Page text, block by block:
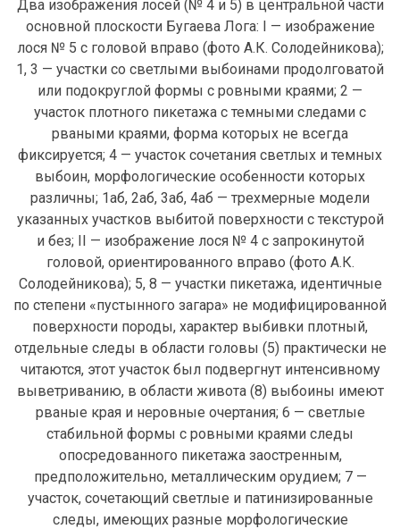
Два изображения лосей (№ 4 и 5) в центральной части
основной плоскости Бугаева Лога: I — изображение
лося № 5 с головой вправо (фото А.К. Солодейникова);
1, 3 — участки со светлыми выбоинами продолговатой
или подокруглой формы с ровными краями; 2 —
участок плотного пикетажа с темными следами с
рваными краями, форма которых не всегда
фиксируется; 4 — участок сочетания светлых и темных
выбоин, морфологические особенности которых
различны; 1аб, 2аб, 3аб, 4аб — трехмерные модели
указанных участков выбитой поверхности с текстурой
и без; II — изображение лося № 4 с запрокинутой
головой, ориентированного вправо (фото А.К.
Солодейникова); 5, 8 — участки пикетажа, идентичные
по степени «пустынного загара» не модифицированной
поверхности породы, характер выбивки плотный,
отдельные следы в области головы (5) практически не
читаются, этот участок был подвергнут интенсивному
выветриванию, в области живота (8) выбоины имеют
рваные края и неровные очертания; 6 — светлые
стабильной формы с ровными краями следы
опосредованного пикетажа заостренным,
предположительно, металлическим орудием; 7 —
участок, сочетающий светлые и патинизированные
следы, имеющих разные морфологические